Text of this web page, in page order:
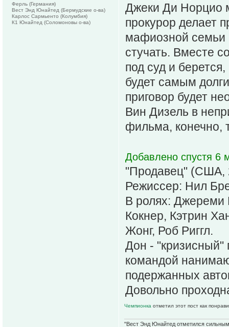
Джеки Ди Норцио
прокурор делает
мафиозной семьи
стучать. Вместе
под суд и
будет самым
приговор будет
Вин Дизель в
фильма, конечно,
Добавлено спустя 6
"Продавец" (США,
Режиссер: Нил
В ролях: Джереми
Кокнер, Кэтрин
Жонг, Роб Риггл.
Дон - "кризисный"
командой
подержанных
Довольно
Чемпионка отметил этот пост как
"Вест Энд Юнайтед отметился сильным
Ферль (Германия)
Вест Энд Юнайтед (Бермудские о-ва)
Карлос Сармьенто (Колумбия)
К1 Юнайтед (Соломоновы о-ва)